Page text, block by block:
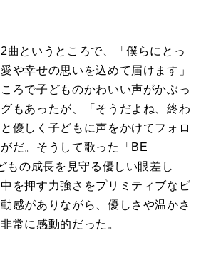
というところで、「僕らにとっ
や幸せの思いを込めて届けます」
ろで子どものかわいい声がかぶっ
もあったが、「そうだよね、終わ
優しく子どもに声をかけてフォロ
だ。そうして歌った「BE
もの成長を見守る優しい眼差し
を押す力強さをプリミティブなビ
感がありながら、優しさや温かさ
常に感動的だった。